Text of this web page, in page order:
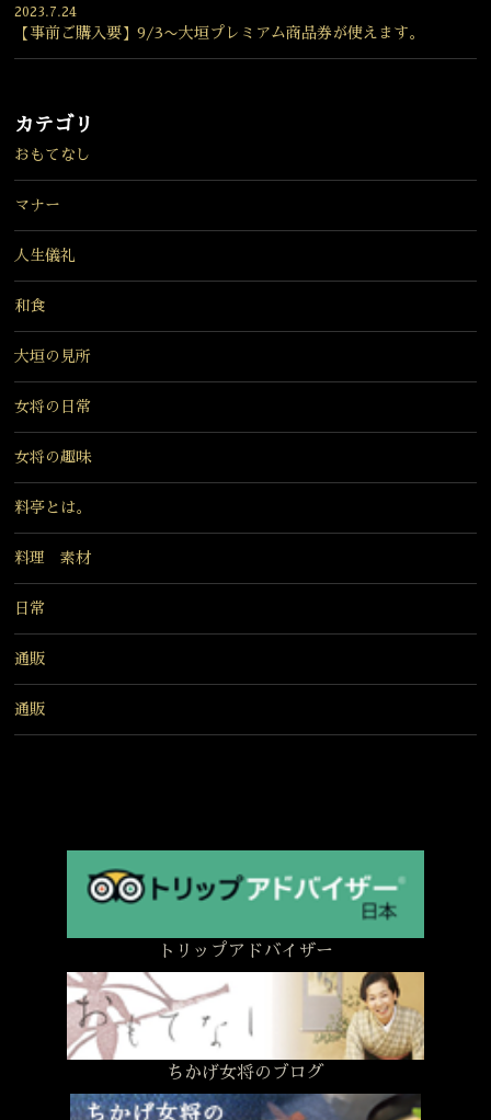
2023.7.24
【事前ご購入要】9/3〜大垣プレミアム商品券が使えます。
カテゴリ
おもてなし
マナー
人生儀礼
和食
大垣の見所
女将の日常
女将の趣味
料亭とは。
料理 素材
日常
通販
通販
トリップアドバイザー
ちかげ女将のブログ